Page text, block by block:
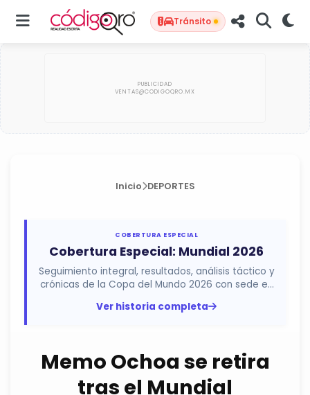
Tránsito
Inicio DEPORTES
COBERTURA ESPECIAL
Cobertura Especial: Mundial 2026
Seguimiento integral, resultados, análisis táctico y
crónicas de la Copa del Mundo 2026 con sede en
Ver historia completa
Memo Ochoa se retira
tras el Mundial